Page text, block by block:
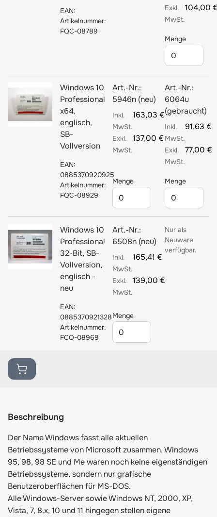
EAN:
Artikelnummer:
FQC-08789
104,00
Menge
Windows 10
Professional
x64,
englisch,
SB-
Vollversion
EAN:
0885370920925
Artikelnummer:
FQC-08929
Art.-Nr.:
5946n (neu)
163,03 €
137,00 €
Menge
Art.-Nr.:
6064u
(gebraucht)
91,63 €
77,00 €
Menge
Windows 10
Professional
32-Bit, SB-
Vollversion,
englisch -
neu
EAN:
0885370921328
Artikelnummer:
FCQ-08969
Art.-Nr.:
6508n (neu)
165,41 €
139,00 €
Menge
Nur als
Neuware
verfügbar.
Beschreibung
Der Name Windows fasst alle aktuellen
Betriebssysteme von Microsoft zusammen. Windows
95, 98, 98 SE und Me waren noch keine eigenständigen
Betriebssysteme, sondern nur grafische
Benutzeroberflächen für MS-DOS.
Alle Windows-Server sowie Windows NT, 2000, XP,
Vista, 7, 8.x, 10 und 11 hingegen stellen eigene